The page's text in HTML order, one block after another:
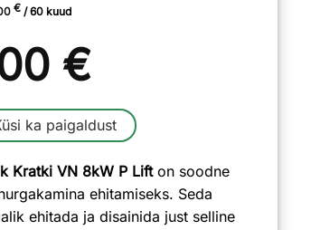
€ / 60 kuud
€
ka paigaldust
Kratki VN 8kW P Lifton soodne
ehitamiseks. Seda
ehitada ja disainida just selline